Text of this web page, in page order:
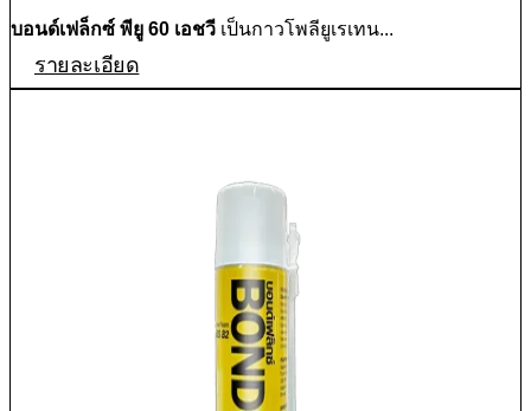
บอนด์เฟล็กซ์ พียู 60 เอชวี เป็นกาวโพลียูเรเทน...
รายละเอียด